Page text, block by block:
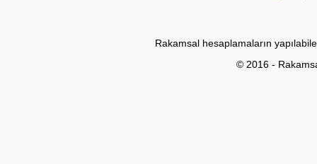
Rakamsal hesaplamaların
© 2016 -